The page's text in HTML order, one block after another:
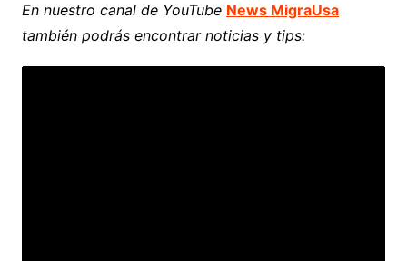
En nuestro canal de YouTube News MigraUsa
también podrás encontrar noticias y tips: